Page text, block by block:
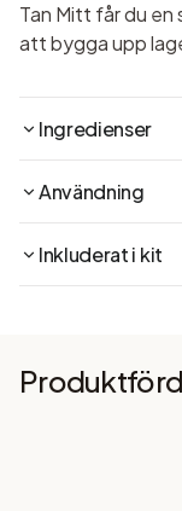
Tan Mitt får du en
att bygga upp
Ingredienser
Användning
Inkluderat i kit